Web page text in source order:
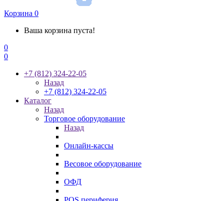
Корзина 0
Ваша корзина пуста!
0
0
+7 (812) 324-22-05
Назад
+7 (812) 324-22-05
Каталог
Назад
Торговое оборудование
Назад
Онлайн-кассы
Весовое оборудование
ОФД